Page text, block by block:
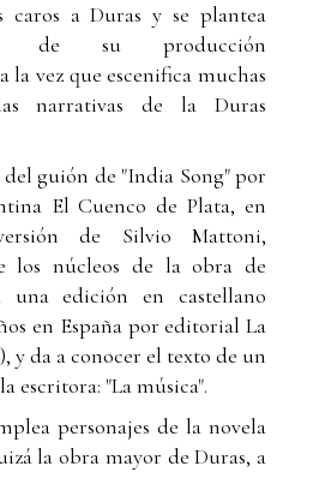
caros a Duras y se plantea
de su producción
la vez que escenifica muchas
narrativas de la Duras
guión de "India Song" por
El Cuenco de Plata, en
de Silvio Mattoni,
los núcleos de la obra de
una edición en castellano
en España por editorial La
y da a conocer el texto de un
escritora: "La música".
personajes de la novela
la obra mayor de Duras, a